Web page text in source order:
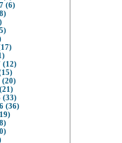
(6)
(12)
(20)
(33)
(36)